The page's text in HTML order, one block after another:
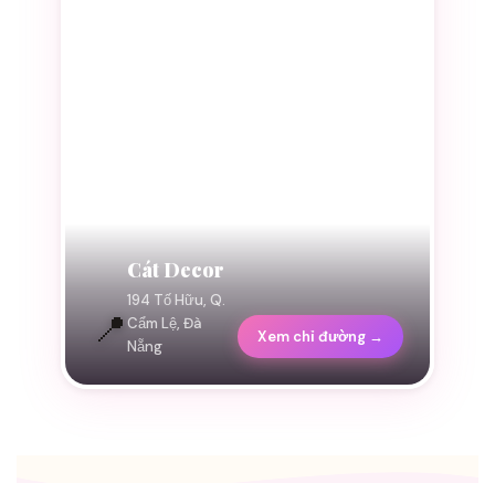
📍
Cát Decor
194 Tố Hữu, Q.
Cẩm Lệ, Đà
Nẵng
Xem chỉ đường →